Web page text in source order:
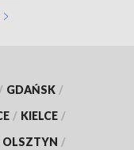
/ GDAŃSK /
/ KIELCE /
OLSZTYN /